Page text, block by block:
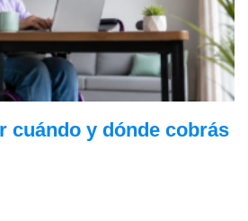
cuándo y dónde cobrás